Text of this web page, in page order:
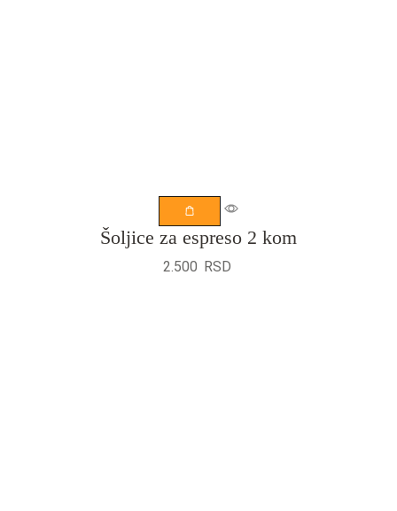
Šoljice za espreso 2 kom
2.500 RSD